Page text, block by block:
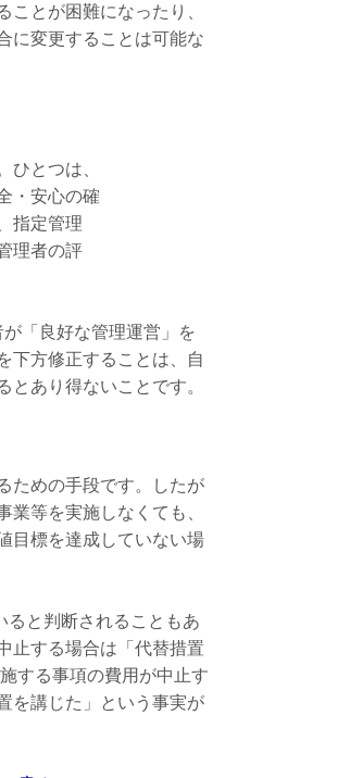
とが困難になったり、
に変更することは可能な
とつは、
・安心の確
指定管理
理者の評
「良好な管理運営」を
下方修正することは、自
あり得ないことです。
ための手段です。したが
等を実施しなくても、
目標を達成していない場
と判断されることもあ
止する場合は「代替措置
する事項の費用が中止す
を講じた」という事実が